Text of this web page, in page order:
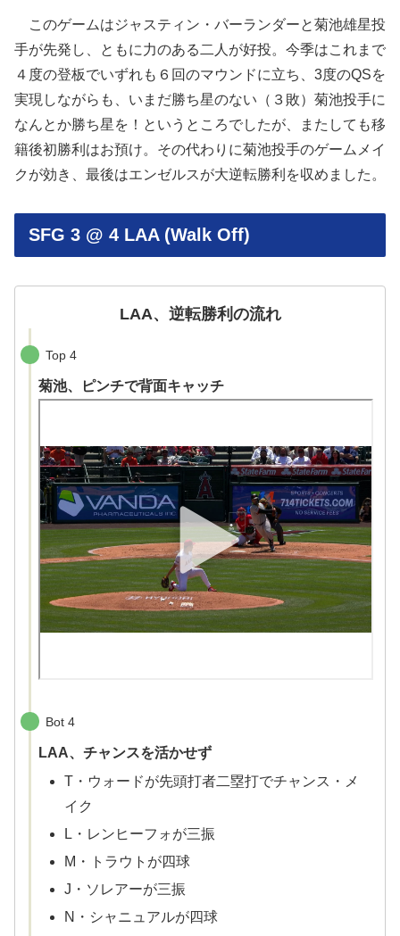
このゲームはジャスティン・バーランダーと菊池雄星投
手が先発し、ともに力のある二人が好投。今季はこれまで
４度の登板でいずれも６回のマウンドに立ち、3度のQSを
実現しながらも、いまだ勝ち星のない（３敗）菊池投手に
なんとか勝ち星を！というところでしたが、またしても移
籍後初勝利はお預け。その代わりに菊池投手のゲームメイ
クが効き、最後はエンゼルスが大逆転勝利を収めました。
SFG 3 @ 4 LAA (Walk Off)
LAA、逆転勝利の流れ
Top 4
菊池、ピンチで背面キャッチ
Bot 4
LAA、チャンスを活かせず
T・ウォードが先頭打者二塁打でチャンス・メ
イク
L・レンヒーフォが三振
M・トラウトが四球
J・ソレアーが三振
N・シャニュアルが四球